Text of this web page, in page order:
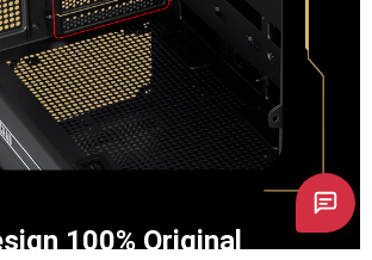
100% Original